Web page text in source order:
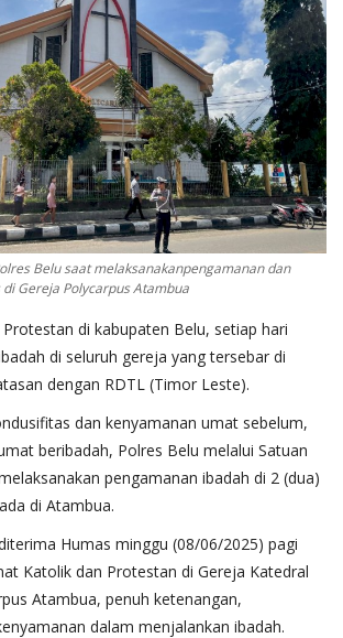
Belu saat melaksanakanpengamanan dan
Gereja Polycarpus Atambua
di kabupaten Belu, setiap hari
di seluruh gereja yang tersebar di
dengan RDTL (Timor Leste).
dan kenyamanan umat sebelum,
beribadah, Polres Belu melalui Satuan
pengamanan ibadah di 2 (dua)
di Atambua.
Humas minggu (08/06/2025) pagi
Katolik dan Protestan di Gereja Katedral
Atambua, penuh ketenangan,
dalam menjalankan ibadah.